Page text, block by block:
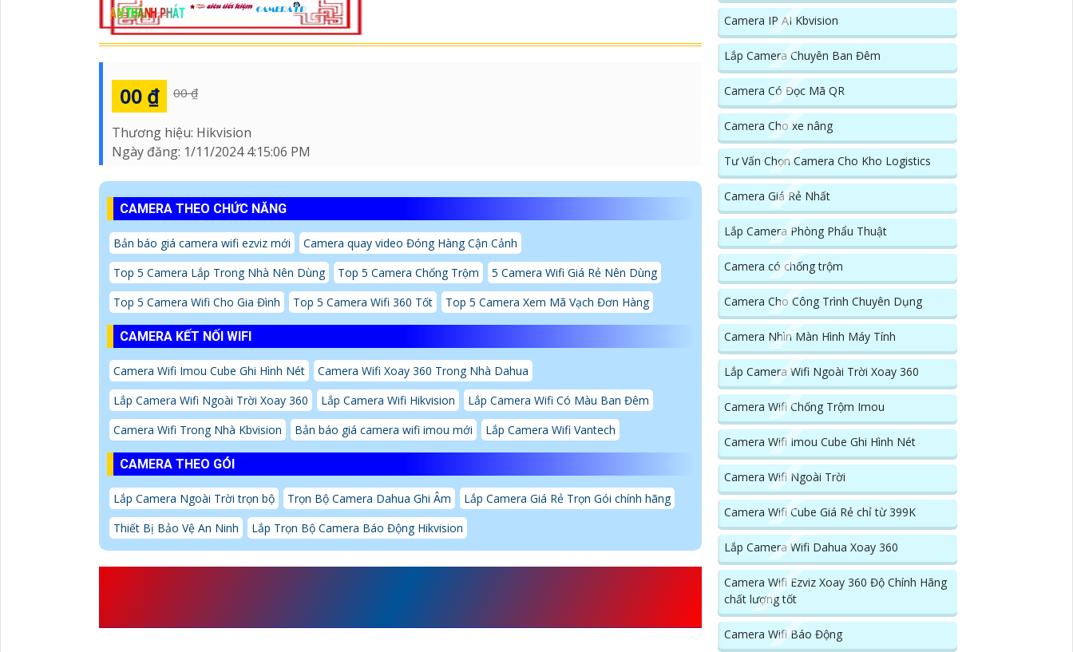
00 ₫ 00 ₫
Thương hiệu: Hikvision
Ngày đăng: 1/11/2024 4:15:06 PM
CAMERA THEO CHỨC NĂNG
Bản báo giá camera wifi ezviz mới
Camera quay video Đóng Hàng Cận Cảnh
Top 5 Camera Lắp Trong Nhà Nên Dùng
Top 5 Camera Chống Trộm
5 Camera Wifi Giá Rẻ Nên Dùng
Top 5 Camera Wifi Cho Gia Đình
Top 5 Camera Wifi 360 Tốt Top 5 Camera Xem Mã Vạch Đơn Hàng
CAMERA KẾT NỐI WIFI
Camera Wifi Imou Cube Ghi Hình Nét
Camera Wifi Xoay 360 Trong Nhà Dahua
Lắp Camera Wifi Ngoài Trời Xoay 360
Lắp Camera Wifi Hikvision
Lắp Camera Wifi Có Màu Ban Đêm
Camera Wifi Trong Nhà Kbvision
Bản báo giá camera wifi imou mới Lắp Camera Wifi Vantech
CAMERA THEO GÓI
Lắp Camera Ngoài Trời trọn bộ Trọn Bộ Camera Dahua Ghi Âm
Lắp Camera Giá Rẻ Trọn Gói chính hãng
Thiết Bị Bảo Vệ An Ninh
Lắp Trọn Bộ Camera Báo Động Hikvision
Camera IP AI Kbvision
Lắp Camera Chuyên Ban Đêm
Camera Có Đọc Mã QR
Camera Cho xe nâng
Tư Vấn Chọn Camera Cho Kho Logistics
Camera Giá Rẻ Nhất
Lắp Camera Phòng Phẩu Thuật
Camera có chống trộm
Camera Cho Công Trình Chuyên Dụng
Camera Nhìn Màn Hình Máy Tính
Lắp Camera Wifi Ngoài Trời Xoay 360
Camera Wifi Chống Trộm Imou
Camera Wifi Imou Cube Ghi Hình Nét
Camera Wifi Ngoài Trời
Camera Wifi Cube Giá Rẻ chỉ từ 399K
Lắp Camera Wifi Dahua Xoay 360
Camera Wifi Ezviz Xoay 360 Độ Chính Hãng
chất lượng tốt
Camera Wifi Báo Động